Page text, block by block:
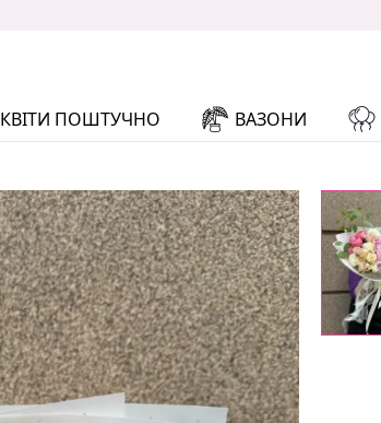
КВІТИ ПОШТУЧНО ВАЗОНИ